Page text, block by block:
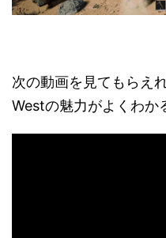
次の動画を見てもらえ
Westの魅力がよくわか